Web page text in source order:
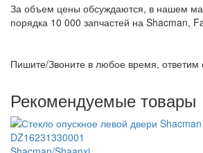
За объем цены обсуждаются, в нашем
порядка 10 000 запчастей на Shacman,
Пишите/Звоните в любое время, ответим
Рекомендуемые товары